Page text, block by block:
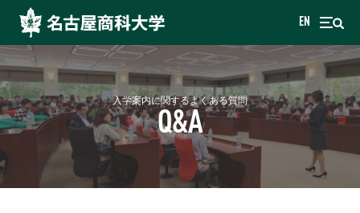
EN
入学案内に関するよくある質問
Q&A